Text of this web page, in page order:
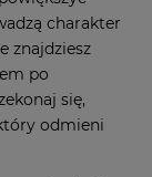
charakter
znajdziesz
po
się,
odmieni